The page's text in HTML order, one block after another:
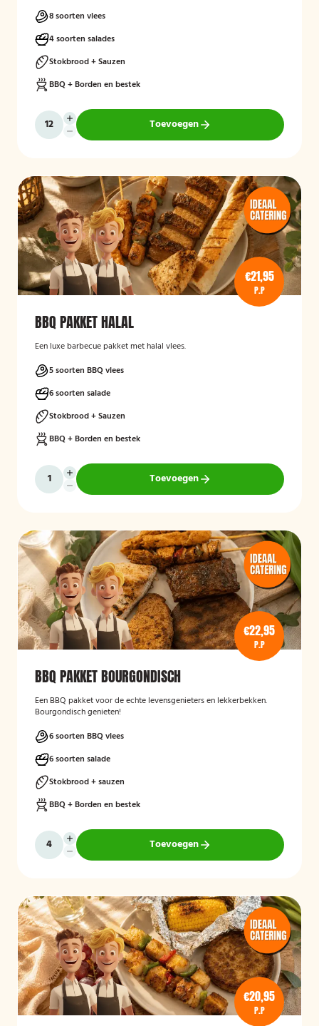
8 soorten vlees
4 soorten salades
Stokbrood + Sauzen
BBQ + Borden en bestek
Toevoegen
€21,95
P.P
BBQ PAKKET HALAL
Een luxe barbecue pakket met halal vlees.
5 soorten BBQ vlees
6 soorten salade
Stokbrood + Sauzen
BBQ + Borden en bestek
Toevoegen
€22,95
P.P
BBQ PAKKET BOURGONDISCH
Een BBQ pakket voor de echte levensgenieters en lekkerbekken.
Bourgondisch genieten!
6 soorten BBQ vlees
6 soorten salade
Stokbrood + sauzen
BBQ + Borden en bestek
Toevoegen
€20,95
P.P